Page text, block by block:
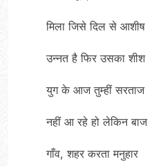
मिला जिसे दिल से आशीष
उन्नत है फिर उसका शीश
युग के आज तुम्हीं सरताज
नहीं आ रहे हो लेकिन बाज
गाँव, शहर करता मनुहार